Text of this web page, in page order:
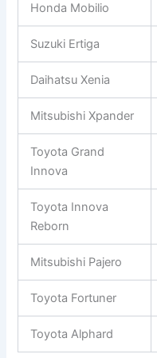
Honda Mobilio
Suzuki Ertiga
Daihatsu Xenia
Mitsubishi Xpander
Toyota Grand
Innova
Toyota Innova
Reborn
Mitsubishi Pajero
Toyota Fortuner
Toyota Alphard